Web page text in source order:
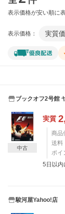
表示価格が安い順に
表示価格： 実質
ブックオフ2号館
実質
商品
送料
ポイ
5日以内
中古
駿河屋Yahoo!店